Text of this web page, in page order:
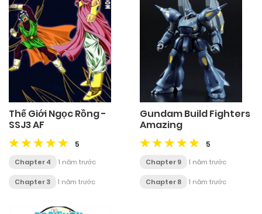
Thế Giới Ngọc Rồng -
SSJ3 AF
5
Chapter 4 1 năm trước
Chapter 3 1 năm trước
Gundam Build Fighters
Amazing
5
Chapter 9 1 năm trước
Chapter 8 1 năm trước